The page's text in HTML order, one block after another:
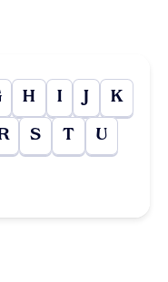
H I J K
S T U